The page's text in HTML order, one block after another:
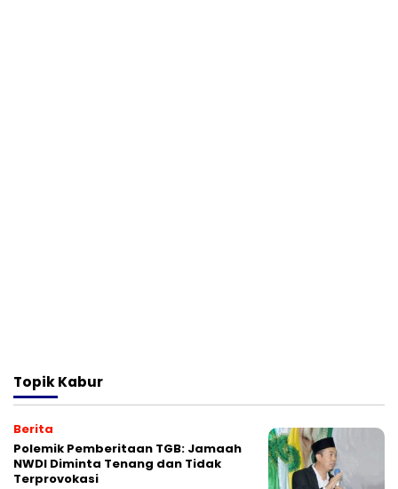
TopikKabur
Berita
Polemik Pemberitaan TGB: Jamaah
NWDI Diminta Tenang dan Tidak
Terprovokasi